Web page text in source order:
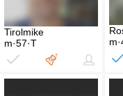
Tirolmike
m·57·T